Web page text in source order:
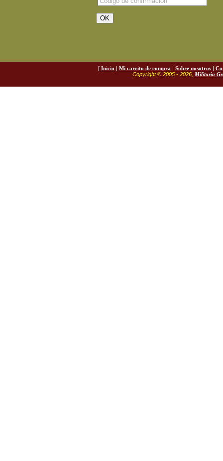
[ Inicio | Mi carrito de compra | Sobre nosotros|
Copyright © 2005 - 2026, Militaria